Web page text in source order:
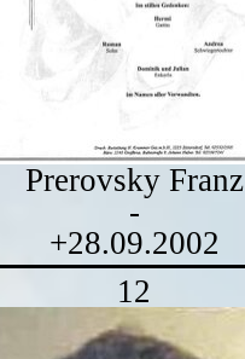
Prerovsky Franz
-
+28.09.2002
12